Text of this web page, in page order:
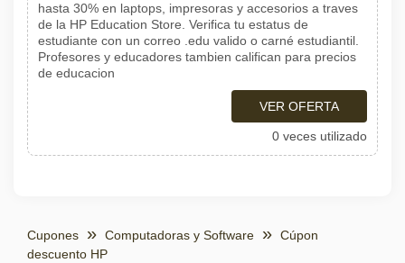
hasta 30% en laptops, impresoras y accesorios a traves
de la HP Education Store. Verifica tu estatus de
estudiante con un correo .edu valido o carné estudiantil.
Profesores y educadores tambien califican para precios
de educacion
VER OFERTA
0 veces utilizado
Cupones Computadoras y Software
Cúpon
descuento HP